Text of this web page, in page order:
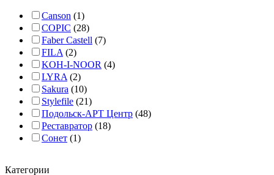
Canson (1)
COPIC (28)
Faber Castell (7)
FILA (2)
KOH-I-NOOR (4)
LYRA (2)
Sakura (10)
Stylefile (21)
Подольск-АРТ Центр (48)
Реставратор (18)
Сонет (1)
Категории